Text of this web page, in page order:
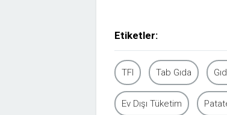
Etiketler:
TFI Tab Gıda
Ev Dışı Tüketim